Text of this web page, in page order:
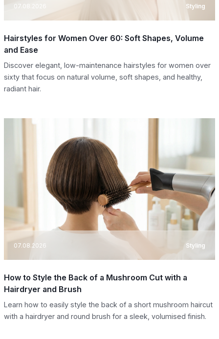
07.08.2026 Styling
Hairstyles for Women Over 60: Soft Shapes, Volume
and Ease
Discover elegant, low-maintenance hairstyles for women over
sixty that focus on natural volume, soft shapes, and healthy,
radiant hair.
07.08.2026 Styling
How to Style the Back of a Mushroom Cut with a
Hairdryer and Brush
Learn how to easily style the back of a short mushroom haircut
with a hairdryer and round brush for a sleek, volumised finish.